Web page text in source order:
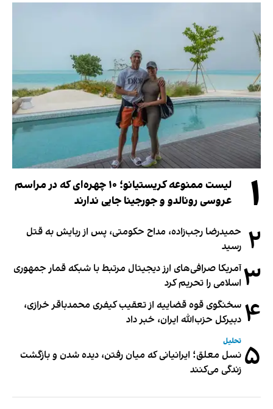
۱
لیست ممنوعه کریستیانو؛ ۱۰ چهره‌ای که در مراسم
عروسی رونالدو و جورجینا جایی ندارند
۲ حمیدرضا رجب‌زاده، مداح حکومتی، پس از ربایش به قتل
رسید
۳آمریکا صرافی‌های ارز دیجیتال مرتبط با شبکه قمار جمهوری
اسلامی را تحریم کرد
۴ سخنگوی قوه قضاییه از تعقیب کیفری محمدباقر خرازی،
دبیر‌کل حزب‌الله ایران، خبر داد
۵ تحلیل
نسل معلق؛ ایرانیانی که میان رفتن، دیده شدن و بازگشت
زندگی می‌کنند